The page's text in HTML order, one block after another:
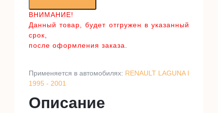
ВНИМАНИЕ!
Данный товар, будет отгружен в указанный
срок,
после оформления заказа.
Применяется в автомобилях: RENAULT LAGUNA I
1995 - 2001
Описание